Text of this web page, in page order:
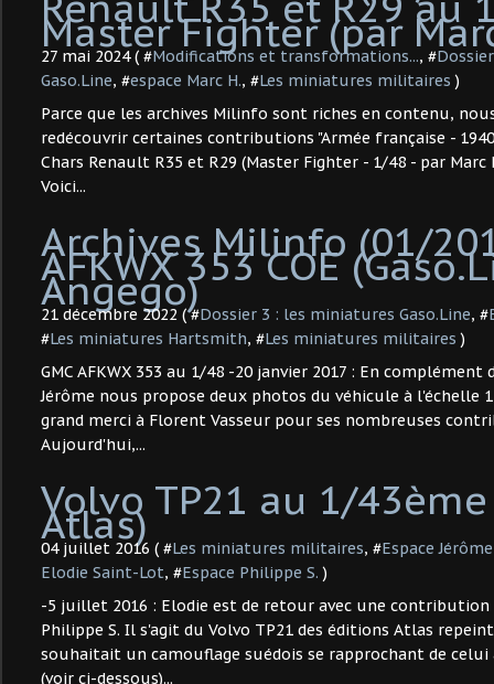
Master Fighter (par
27 mai 2024 ( #Modifications et transformations..., #
Gaso.Line, #espace Marc H., #Les miniatures militaires )
Parce que les archives Milinfo sont riches en contenu,
redécouvrir certaines contributions "Armée française -
Chars Renault R35 et R29 (Master Fighter - 1/48 - par Marc
Voici...
Archives Milinfo (01/
AFKWX 353 COE
Angego)
21 décembre 2022 ( #Dossier 3 : les miniatures Gaso.Line, #
#Les miniatures Hartsmith, #Les miniatures militaires )
GMC AFKWX 353 au 1/48 -20 janvier 2017 : En
Jérôme nous propose deux photos du véhicule à l'échelle 1
grand merci à Florent Vasseur pour ses nombreuses
Aujourd'hui,...
Volvo TP21 au 1/
Atlas)
04 juillet 2016 ( #Les miniatures militaires, #Espace
Elodie Saint-Lot, #Espace Philippe S. )
-5 juillet 2016 : Elodie est de retour avec une contribution
Philippe S. Il s'agit du Volvo TP21 des éditions Atlas
souhaitait un camouflage suédois se rapprochant de celui
(voir ci-dessous)...